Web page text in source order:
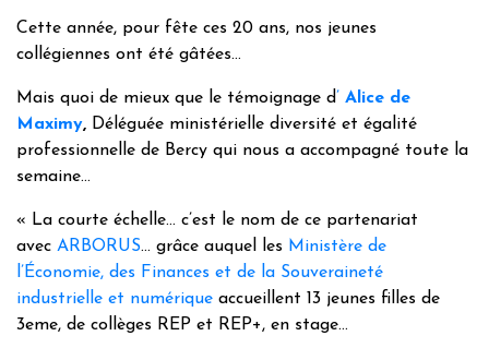
Cette année, pour fête ces 20 ans, nos jeunes
collégiennes ont été gâtées…
Mais quoi de mieux que le témoignage d’ Alice de
Maximy, Déléguée ministérielle diversité et égalité
professionnelle de Bercy qui nous a accompagné toute la
semaine…
« La courte échelle… c’est le nom de ce partenariat
avec ARBORUS… grâce auquel les Ministère de
l’Économie, des Finances et de la Souveraineté
industrielle et numérique accueillent 13 jeunes filles de
3eme, de collèges REP et REP+, en stage…